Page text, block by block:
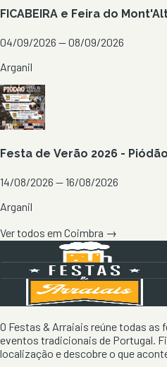
FICABEIRA e Feira do
04/09/2026 — 08/09/2026
Arganil
Festa de Verão 2026 - Piódão
14/08/2026 — 16/08/2026
Arganil
Ver todos em Coimbra →
O Festas & Arraiais reúne todas
eventos tradicionais de Portugal.
localização e descobre o que